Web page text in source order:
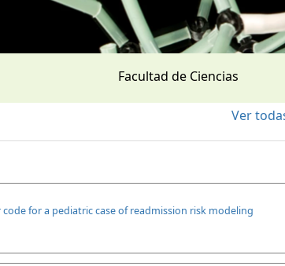
Facultad de Ciencias
Ver
for a pediatric case of readmission risk modeling